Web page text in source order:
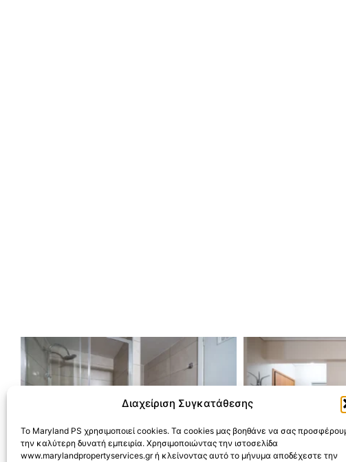
Διαχείριση Συγκατάθεσης
Το Maryland PS χρησιμοποιεί cookies. Τα cookies μας βοηθάνε να σας
την καλύτερη δυνατή εμπειρία. Χρησιμοποιώντας την ιστοσελίδα
www.marylandpropertyservices.gr ή κλείνοντας αυτό το μήνυμα αποδέχεστε την